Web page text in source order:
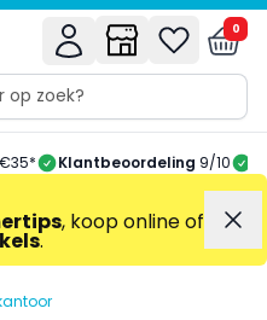
0
Klantbeoordeling 9/10
, koop online of
.